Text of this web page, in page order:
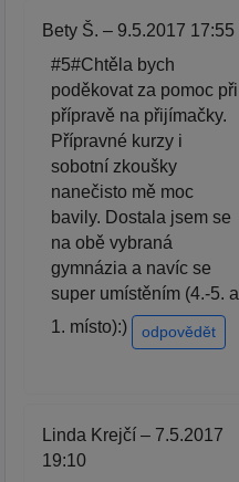
Bety Š. – 9.5.2017 17:55
#5#Chtěla bych
poděkovat za pomoc při
přípravě na přijímačky.
Přípravné kurzy i
sobotní zkoušky
nanečisto mě moc
bavily. Dostala jsem se
na obě vybraná
gymnázia a navíc se
super umístěním (4.-5. a
1. místo):)
odpovědět
Linda Krejčí – 7.5.2017
19:10